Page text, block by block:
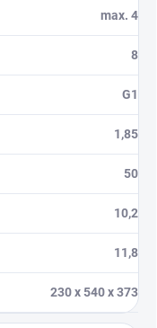
max. 4
8
G1
1,85
50
10,2
11,8
230 x 540 x 373